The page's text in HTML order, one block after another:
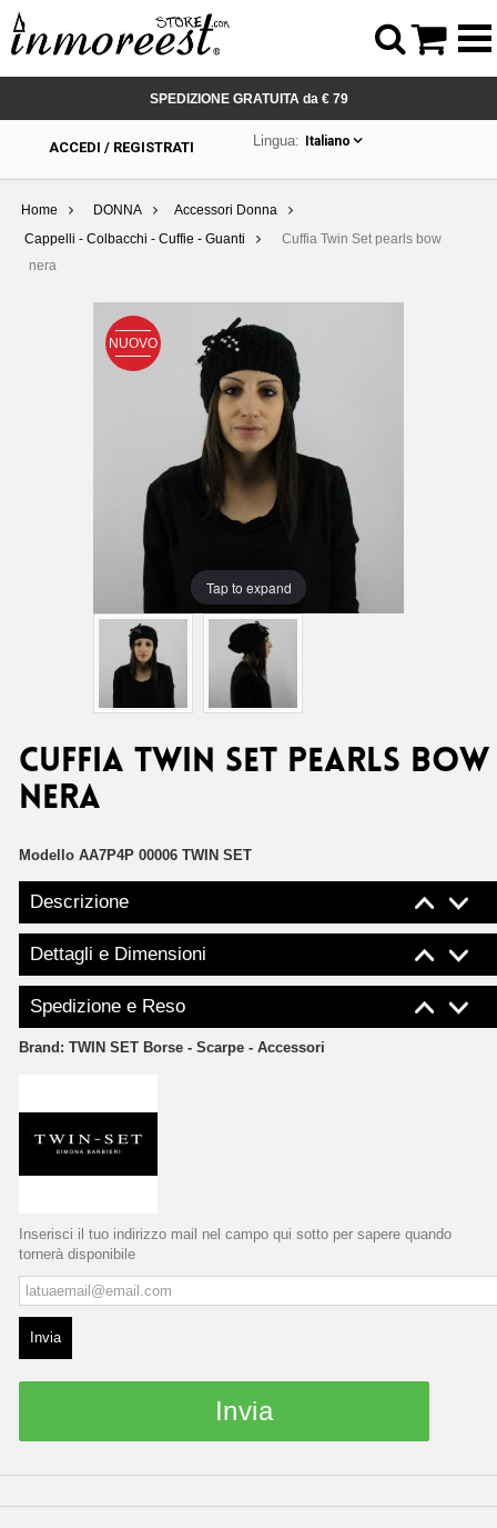
SPEDIZIONE GRATUITA da € 79
ACCEDI / REGISTRATI Lingua: Italiano
Home DONNA
Accessori Donna
Cappelli - Colbacchi - Cuffie - Guanti
Cuffia Twin Set pearls bow
nera
NUOVO
Tap to expand
Cuffia Twin Set pearls bow
nera
Modello AA7P4P 00006 TWIN SET
Descrizione
Dettagli e Dimensioni
Spedizione e Reso
Brand: TWIN SET Borse - Scarpe - Accessori
Inserisci il tuo indirizzo mail nel campo qui sotto per sapere quando
tornerà disponibile
Invia
Invia
 